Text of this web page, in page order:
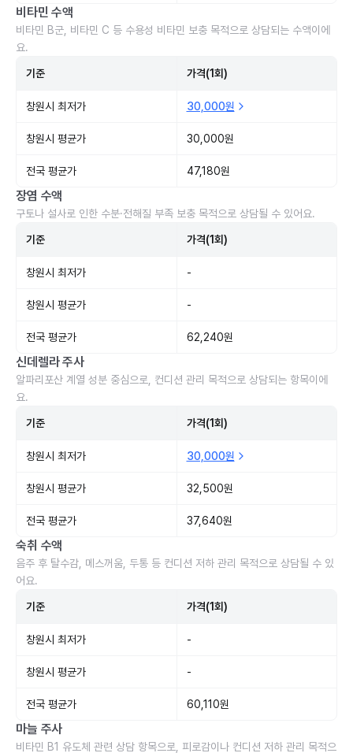
비타민 수액
비타민 B군, 비타민 C 등 수용성 비타민 보충 목적으로 상담되는 수액이에
요.
기준 가격(1회)
창원시 최저가 30,000원
창원시 평균가 30,000원
전국 평균가 47,180원
장염 수액
구토나 설사로 인한 수분·전해질 부족 보충 목적으로 상담될 수 있어요.
기준 가격(1회)
창원시 최저가 -
창원시 평균가 -
전국 평균가 62,240원
신데렐라 주사
알파리포산 계열 성분 중심으로, 컨디션 관리 목적으로 상담되는 항목이에
요.
기준 가격(1회)
창원시 최저가 30,000원
창원시 평균가 32,500원
전국 평균가 37,640원
숙취 수액
음주 후 탈수감, 메스꺼움, 두통 등 컨디션 저하 관리 목적으로 상담될 수 있
어요.
기준 가격(1회)
창원시 최저가 -
창원시 평균가 -
전국 평균가 60,110원
마늘 주사
비타민 B1 유도체 관련 상담 항목으로, 피로감이나 컨디션 저하 관리 목적으